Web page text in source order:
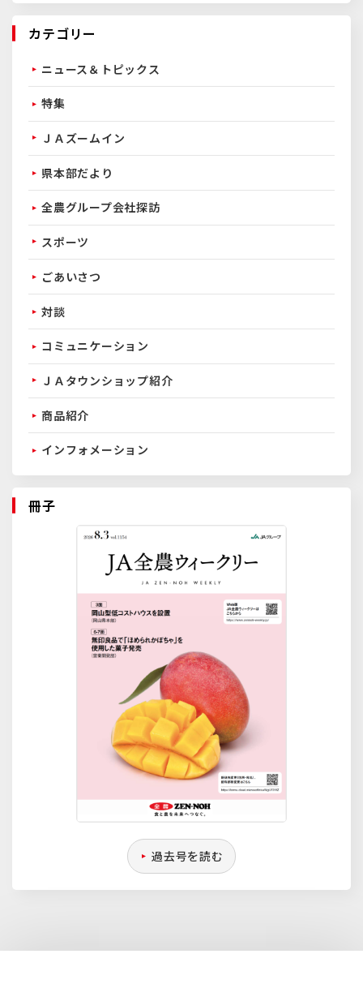
カテゴリー
ニュース＆トピックス
特集
ＪＡズームイン
県本部だより
全農グループ会社探訪
スポーツ
ごあいさつ
対談
コミュニケーション
ＪＡタウンショップ紹介
商品紹介
インフォメーション
冊子
過去号を読む